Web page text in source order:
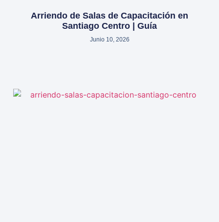
Arriendo de Salas de Capacitación en
Santiago Centro | Guía
Junio 10, 2026